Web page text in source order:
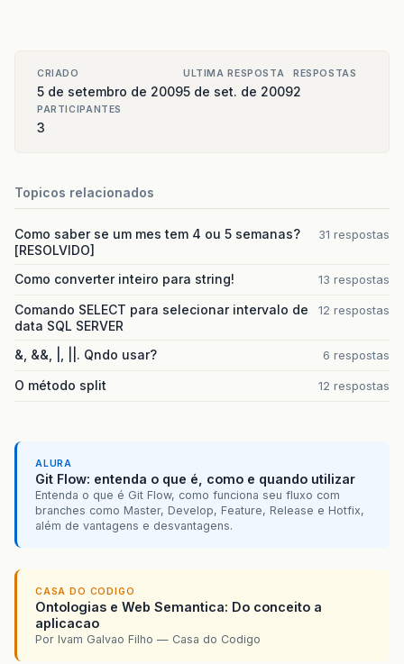
CRIADO
5 de setembro de 2009
ULTIMA RESPOSTA
5 de set. de 2009
RESPOSTAS
2
PARTICIPANTES
3
Topicos relacionados
Como saber se um mes tem 4 ou 5 semanas?
[RESOLVIDO]
31 respostas
Como converter inteiro para string! 13 respostas
Comando SELECT para selecionar intervalo de
data SQL SERVER
12 respostas
&, &&, |, ||. Qndo usar? 6 respostas
O método split 12 respostas
ALURA
Git Flow: entenda o que é, como e quando utilizar
Entenda o que é Git Flow, como funciona seu fluxo com
branches como Master, Develop, Feature, Release e Hotfix,
além de vantagens e desvantagens.
CASA DO CODIGO
Ontologias e Web Semantica: Do conceito a
aplicacao
Por Ivam Galvao Filho — Casa do Codigo